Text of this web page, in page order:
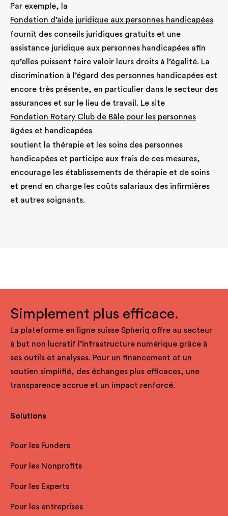
Par exemple, la
Fondation d’aide juridique aux personnes handicapées
fournit des conseils juridiques gratuits et une
assistance juridique aux personnes handicapées afin
qu’elles puissent faire valoir leurs droits à l’égalité. La
discrimination à l’égard des personnes handicapées est
encore très présente, en particulier dans le secteur des
assurances et sur le lieu de travail. Le site
Fondation Rotary Club de Bâle pour les personnes
âgées et handicapées
soutient la thérapie et les soins des personnes
handicapées et participe aux frais de ces mesures,
encourage les établissements de thérapie et de soins
et prend en charge les coûts salariaux des infirmières
et autres soignants.
Simplement plus efficace.
La plateforme en ligne suisse Spheriq offre au secteur
à but non lucratif l’infrastructure numérique grâce à
ses outils et analyses. Pour un financement et un
soutien simplifié, des échanges plus efficaces, une
transparence accrue et un impact renforcé.
Solutions
Pour les Funders
Pour les Nonprofits
Pour les Experts
Pour les entreprises